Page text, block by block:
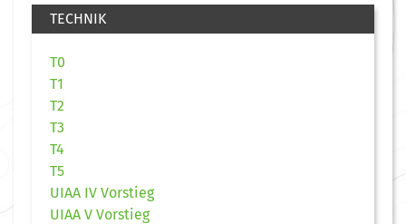
TECHNIK
T0
T1
T2
T3
T4
T5
UIAA IV Vorstieg
UIAA V Vorstieg